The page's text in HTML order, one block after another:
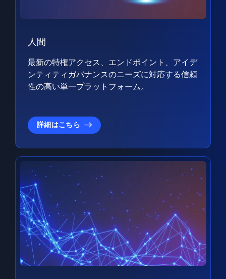
人間
最新の特権アクセス、エンドポイント、アイデ
ンティティガバナンスのニーズに対応する信頼
性の高い単一プラットフォーム。
詳細はこちら